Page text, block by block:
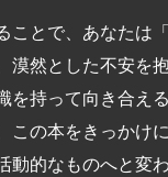
ことで、あなたは
漠然とした不安を
を持って向き合え
この本をきっかけ
動的なものへと変